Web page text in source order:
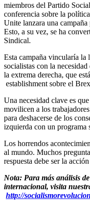
miembros del Partido
conferencia sobre la
Unite lanzara una campaña
Esto, a su vez, se ha
Sindical.
Esta campaña vincularía la
socialistas con la
la extrema derecha, que
establishment sobre el
Una necesidad clave es
movilicen a los
para deshacerse de los
izquierda con un programa
Los horrendos
al mundo. Muchos
respuesta debe ser la
Nota: Para más análisis
internacional, visita
http://